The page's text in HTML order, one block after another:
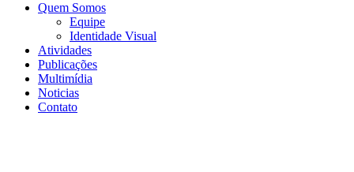
Quem Somos
Equipe
Identidade Visual
Atividades
Publicações
Multimídia
Noticias
Contato